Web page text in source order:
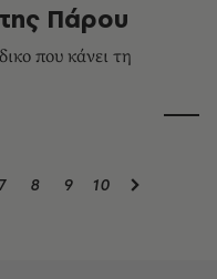
Πάρου
που κάνει τη
7 8 9 10